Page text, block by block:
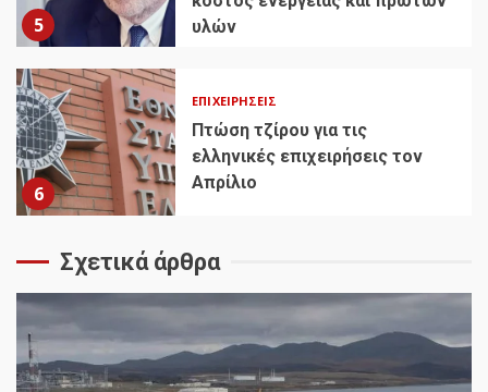
5
υλών
6
ΕΠΙΧΕΙΡΉΣΕΙΣ
Πτώση τζίρου για τις
ελληνικές επιχειρήσεις τον
Απρίλιο
Σχετικά άρθρα